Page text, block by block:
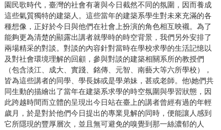
園民歌時代，臺灣的社會有著與今日截然不同的氛圍，因而養成
這些氣質獨特的建築人。這些當年的建築系學生對未來充滿的各
種想像，正好於今日與他們在社會上扮演的角色相互映襯。為了
能夠更為清楚的顯露出講者就學時的時空背景，我們另外安排了
兩場精采的對談。對談的內容針對當時在學校求學的生活記憶以
及對社會環境理解的回顧，參與對談的建築相關系所的教授們
（包含淡江、成大、實踐、銘傳、元智、南藝大等六所學校），
皆為這些講者的同學、學長姊或是學弟妹，甚或老師。他\她們共
同生動的描繪出了當年在建築系求學的時空氛圍與學習狀態，因
此跨越時間而立體的呈現出今日站在臺上的講者曾經有過的年輕
歲月，於是對於他們今日提出的專業見解的同時，便能讓人感到
它所隱現的豐厚層次，並且無可避免的嗅覺到那一絲濃郁的人